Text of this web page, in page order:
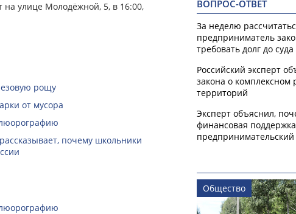
на улице Молодёжной, 5, в 16:00,
рощу
от мусора
почему школьники
ВОПРОС-ОТВЕТ
За неделю
предприниматель
требовать долг до суда
Российский эксперт
закона о комплексном
территорий
Эксперт объяснил,
финансовая
предпринимательский
Общество